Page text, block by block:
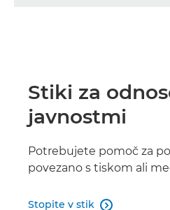
Stiki za
javnostmi
Potrebujete pomoč za
povezano s tiskom ali
Stopite v stik 